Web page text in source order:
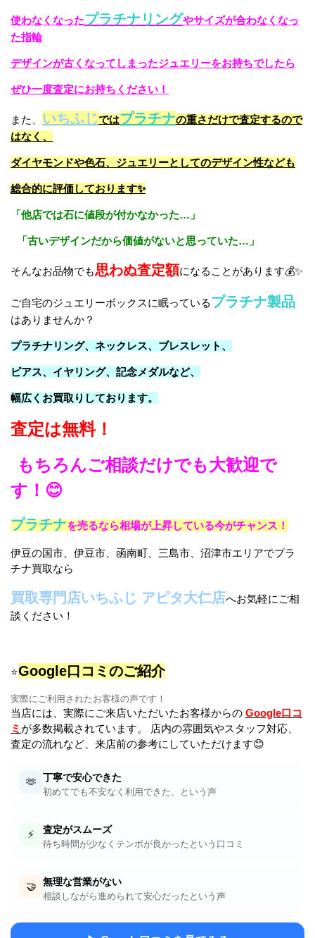
使わなくなったプラチナリングやサイズが合わなくなっ
た指輪
デザインが古くなってしまったジュエリーをお持ちでしたら
ぜひ一度査定にお持ちください！
また、 いちふじではプラチナの重さだけで査定するので
はなく、
ダイヤモンドや色石、ジュエリーとしてのデザイン性なども
総合的に評価しております✨
「他店では石に値段が付かなかった…」
「古いデザインだから価値がないと思っていた…」
そんなお品物でも思わぬ査定額になることがあります💰✨
ご自宅のジュエリーボックスに眠っているプラチナ製品
はありませんか？
プラチナリング、ネックレス、ブレスレット、
ピアス、イヤリング、記念メダルなど、
幅広くお買取りしております。
査定は無料！
もちろんご相談だけでも大歓迎で
す！😊
プラチナを売るなら相場が上昇している今がチャンス！
伊豆の国市、伊豆市、函南町、三島市、沼津市エリアでプラ
チナ買取なら
買取専門店いちふじ アピタ大仁店へお気軽にご相
談ください！
⭐Google口コミのご紹介
実際にご利用されたお客様の声です！
当店には、実際にご来店いただいたお客様からの Google口コ
ミ が多数掲載されています。 店内の雰囲気やスタッフ対応、
査定の流れなど、来店前の参考にしていただけます😊
🫶 丁寧で安心できた
初めてでも不安なく利用できた、という声
⚡ 査定がスムーズ
待ち時間が少なくテンポが良かったという口コミ
🤝 無理な営業がない
相談しながら進められて安心だったという声